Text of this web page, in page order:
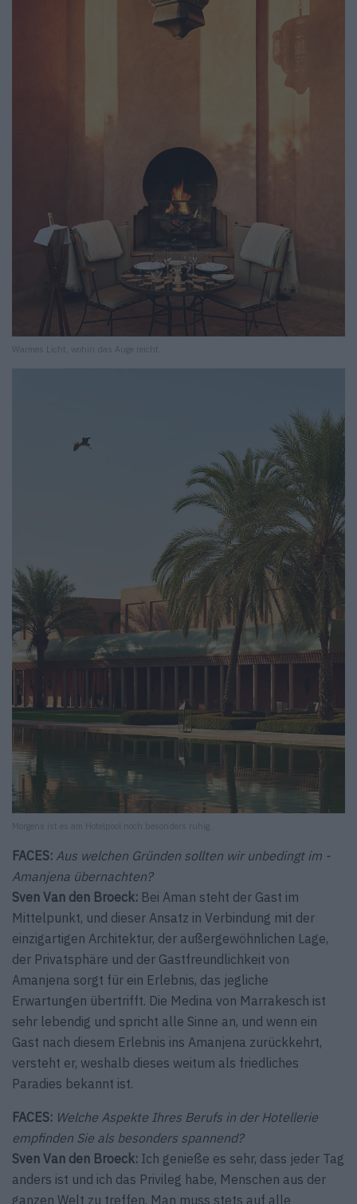
Warmes Licht, wohin das Auge reicht.
Morgens ist es am Hotelpool noch besonders ruhig.
FACES: Aus welchen Gründen sollten wir unbedingt im ­
Amanjena übernachten?
Sven Van den Broeck: Bei Aman steht der Gast im
Mittelpunkt, und dieser Ansatz in Verbindung mit der
einzigartigen Architektur, der außergewöhnlichen Lage,
der Privatsphäre und der Gastfreundlichkeit von
Amanjena sorgt für ein Erlebnis, das jegliche
Erwartungen übertrifft. Die Medina von Marrakesch ist
sehr lebendig und spricht alle Sinne an, und wenn ein
Gast nach diesem Erlebnis ins Amanjena zurückkehrt,
versteht er, weshalb dieses weitum als friedliches
Paradies bekannt ist.
FACES: Welche Aspekte Ihres Berufs in der Hotellerie
empfinden Sie als besonders spannend?
Sven Van den Broeck: Ich genieße es sehr, dass jeder Tag
anders ist und ich das Privileg habe, Menschen aus der
ganzen Welt zu treffen. Man muss stets auf alle